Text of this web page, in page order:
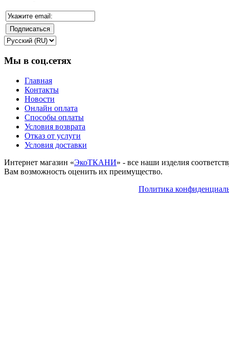
Мы в соц.сетях
Главная
Контакты
Новости
Онлайн оплата
Способы оплаты
Условия возврата
Отказ от услуги
Условия доставки
Интернет магазин «ЭкоТКАНИ» - все наши изделия
Вам возможность оценить их преимущество.
Политика